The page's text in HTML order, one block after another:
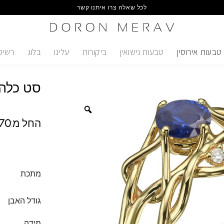
לכל שאלה צרו איתנו קשר
טבעות אירוסין טבעות נישואין ביקורות עלינו בלוג
סט
החל מ:
מתכת
גודל האבן